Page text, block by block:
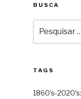
BUSCA
por:
TAGS
1860's-